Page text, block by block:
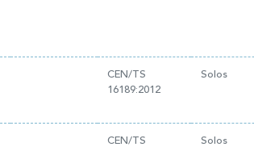
CEN/TS
16189:2012
Solos
CEN/TS
Solos